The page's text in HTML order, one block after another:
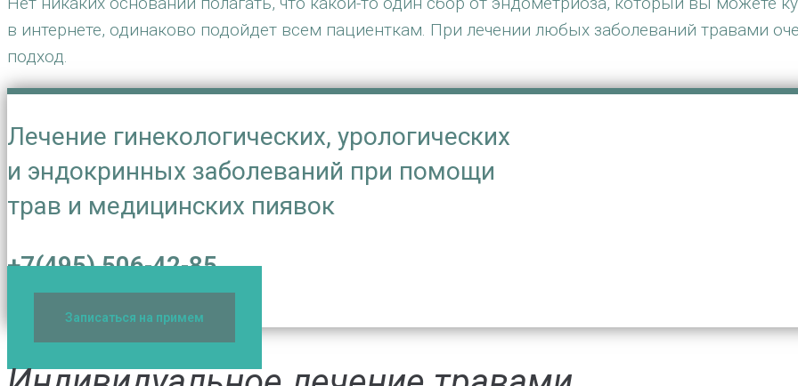
в интернете, одинаково подойдет всем пациенткам. При лечении любых заболеваний травами
подход.
Лечение гинекологических, урологических
и эндокринных заболеваний при помощи
трав и медицинских пиявок
+7(495) 506-42-85
Записаться на примем